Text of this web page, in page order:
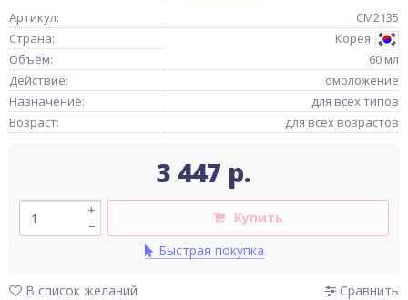
Артикул:
СМ2135
Страна:
Корея
Объём:
60 мл
Действие:
омоложение
Назначение:
для всех типов
Возраст:
для всех возрастов
3 447 р.
–
+
Купить
Быстрая покупка
В список желаний Сравнить